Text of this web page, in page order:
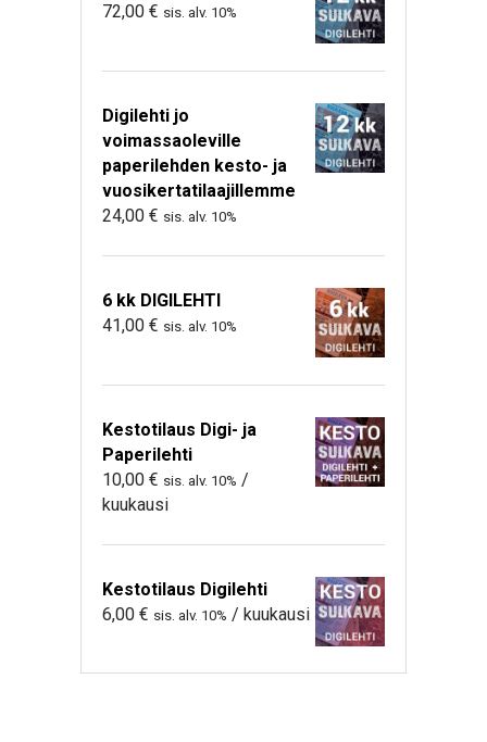
72,00 € sis. alv. 10%
Digilehti jo
voimassaoleville
paperilehden kesto- ja
vuosikertatilaajillemme
24,00 € sis. alv. 10%
6 kk DIGILEHTI
41,00 € sis. alv. 10%
Kestotilaus Digi- ja
Paperilehti
10,00 € sis. alv. 10% /
kuukausi
Kestotilaus Digilehti
6,00 € sis. alv. 10% / kuukausi